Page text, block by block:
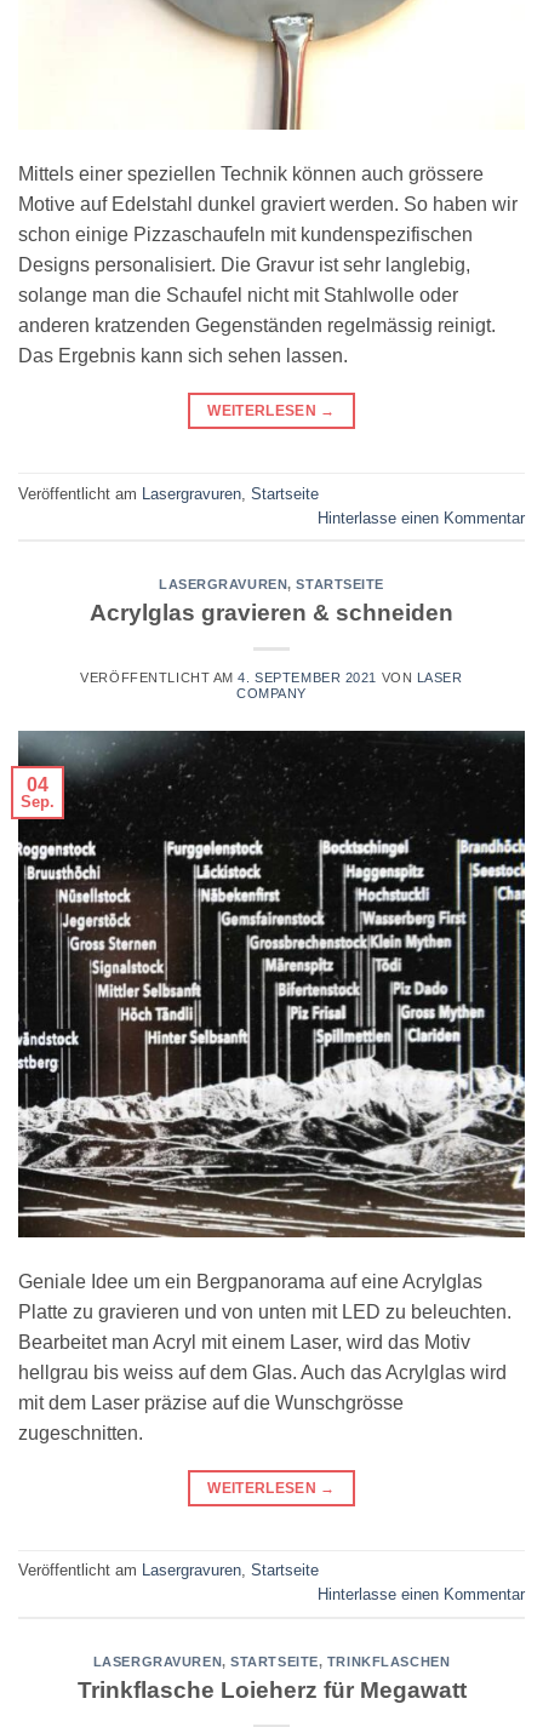
Mittels einer speziellen Technik können auch grössere
Motive auf Edelstahl dunkel graviert werden. So haben wir
schon einige Pizzaschaufeln mit kundenspezifischen
Designs personalisiert. Die Gravur ist sehr langlebig,
solange man die Schaufel nicht mit Stahlwolle oder
anderen kratzenden Gegenständen regelmässig reinigt.
Das Ergebnis kann sich sehen lassen.
WEITERLESEN →
Veröffentlicht am Lasergravuren Startseite
Hinterlasse einen Kommentar
LASERGRAVUREN,STARTSEITE
Acrylglas gravieren & schneiden
VERÖFFENTLICHT AM4. SEPTEMBER 2021 VON LASER
COMPANY
04
Sep.
Geniale Idee um ein Bergpanorama auf eine Acrylglas
Platte zu gravieren und von unten mit LED zu beleuchten.
Bearbeitet man Acryl mit einem Laser, wird das Motiv
hellgrau bis weiss auf dem Glas. Auch das Acrylglas wird
mit dem Laser präzise auf die Wunschgrösse
zugeschnitten.
WEITERLESEN →
Veröffentlicht am Lasergravuren, Startseite
Hinterlasse einen Kommentar
LASERGRAVUREN,STARTSEITE, TRINKFLASCHEN
Trinkflasche Loieherz für Megawatt